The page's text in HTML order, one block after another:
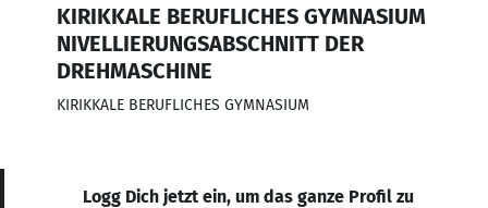
KIRIKKALE BERUFLICHES GYMNASIUM
NIVELLIERUNGSABSCHNITT DER
DREHMASCHINE
KIRIKKALE BERUFLICHES GYMNASIUM
Logg Dich jetzt ein, um das ganze Profil zu